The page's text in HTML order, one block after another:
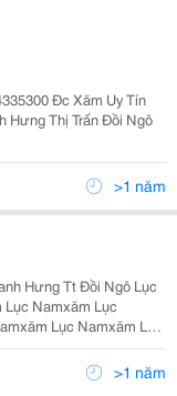
Đc Xăm Uy Tín
Hưng Thị Trấn Đồi Ngô
>1 năm
Hưng Tt Đồi Ngô Lục
Lục Namxăm Lục
Lục Namxăm Lục
Lục Namxăm Lục
Lục Namxăm Lục
>1 năm